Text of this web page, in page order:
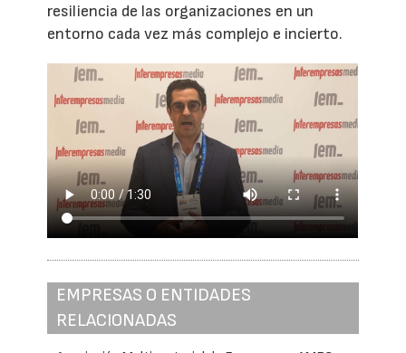
resiliencia de las organizaciones en un
entorno cada vez más complejo e incierto.
EMPRESAS O ENTIDADES
RELACIONADAS